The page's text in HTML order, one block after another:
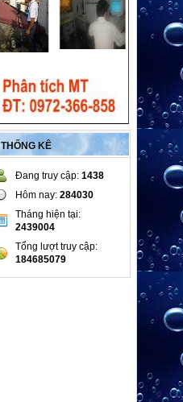
THỐNG KÊ
Đang truy cập: 1438
Hôm nay: 284030
Tháng hiện tại:
2439004
Tổng lượt truy cập:
184685079